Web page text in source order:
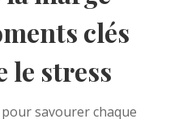
clés
le stress
savourer chaque